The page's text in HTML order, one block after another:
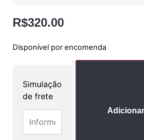
R$320.00
Disponível por encomenda
Simulação
de frete